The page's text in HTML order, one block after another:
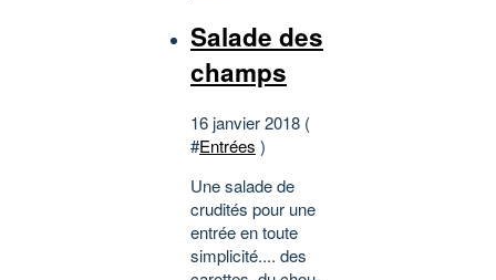
Salade des
champs
16 janvier 2018 (
#Entrées )
Une salade de
crudités pour une
entrée en toute
simplicité.... des